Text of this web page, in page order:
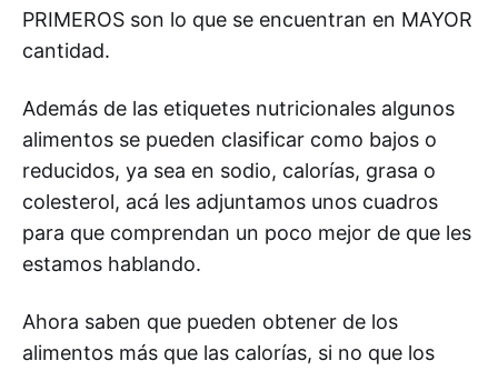
PRIMEROS son lo que se encuentran en MAYOR
cantidad.
Además de las etiquetes nutricionales algunos
alimentos se pueden clasificar como bajos o
reducidos, ya sea en sodio, calorías, grasa o
colesterol, acá les adjuntamos unos cuadros
para que comprendan un poco mejor de que les
estamos hablando.
Ahora saben que pueden obtener de los
alimentos más que las calorías, si no que los